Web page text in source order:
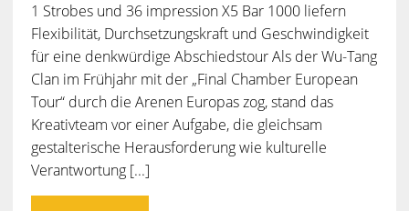
1 Strobes und 36 impression X5 Bar 1000 liefern
Flexibilität, Durchsetzungskraft und Geschwindigkeit
für eine denkwürdige Abschiedstour Als der Wu-Tang
Clan im Frühjahr mit der „Final Chamber European
Tour“ durch die Arenen Europas zog, stand das
Kreativteam vor einer Aufgabe, die gleichsam
gestalterische Herausforderung wie kulturelle
Verantwortung [...]